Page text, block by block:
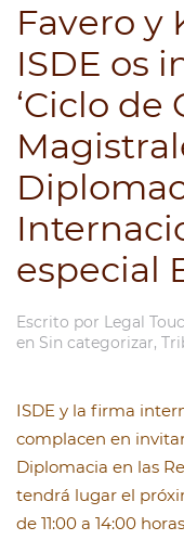
Favero y
ISDE os
‘Ciclo de
especial
Escrito por Legal
en Sin categorizar,
ISDE y la firma
complacen en
Diplomacia en las
tendrá lugar el
de 11:00 a 14:00